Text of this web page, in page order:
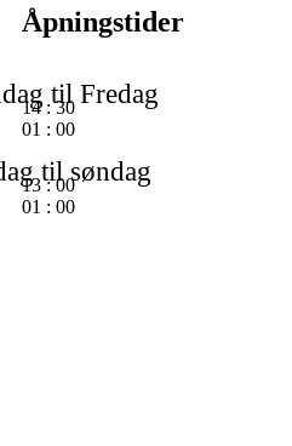
Åpningstider
til Fredag
14 : 30
01 : 00
til søndag
13: 00
01 : 00